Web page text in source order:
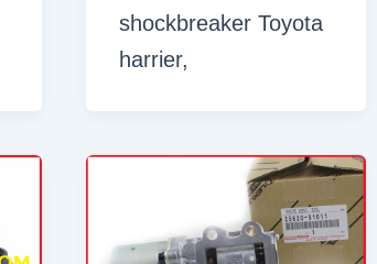
shockbreaker Toyota
harrier,